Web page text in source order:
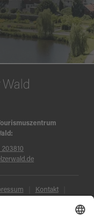
Kontakt